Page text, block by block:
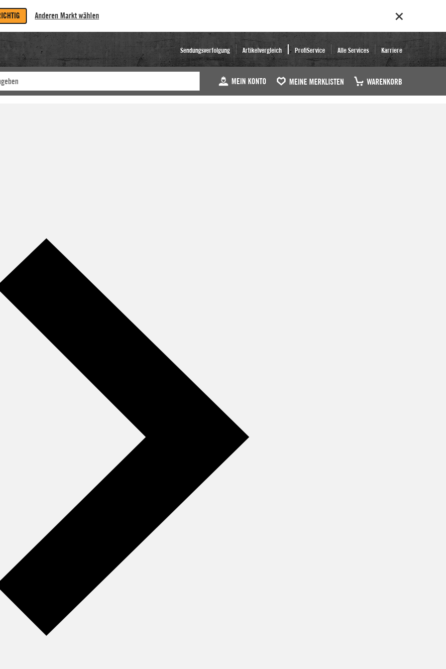
Anderen Markt wählen
Sendungsverfolgung Artikelvergleich ProfiService Alle Services Karriere
MEIN KONTO MEINE MERKLISTEN WARENKORB